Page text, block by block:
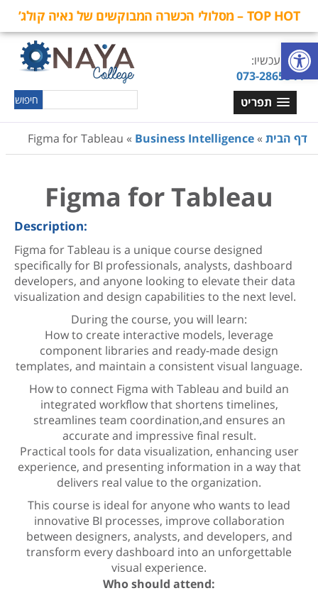
פתח סרגל נגישות
TOP HOT – מסלולי הכשרה המבוקשים של נאיה קולג’
חייגו עכשיו:
073-2865544
תפריט
דף הבית »
Business Intelligence
»
Figma for Tableau
Figma for Tableau
Description:
Figma for Tableau is a unique course designed
specifically for BI professionals, analysts, dashboard
developers, and anyone looking to elevate their data
visualization and design capabilities to the next level.
During the course, you will learn:
How to create interactive models, leverage
component libraries and ready-made design
templates, and maintain a consistent visual language.
How to connect Figma with Tableau and build an
integrated workflow that shortens timelines,
streamlines team coordination,and ensures an
accurate and impressive final result.
Practical tools for data visualization, enhancing user
experience, and presenting information in a way that
delivers real value to the organization.
This course is ideal for anyone who wants to lead
innovative BI processes, improve collaboration
between designers, analysts, and developers, and
transform every dashboard into an unforgettable
visual experience.
Who should attend: